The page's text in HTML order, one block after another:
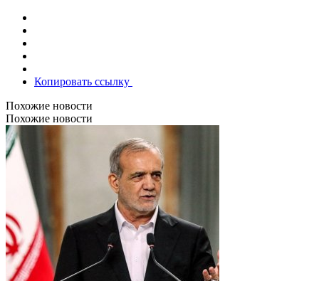
Копировать ссылку
Похожие новости
Похожие новости